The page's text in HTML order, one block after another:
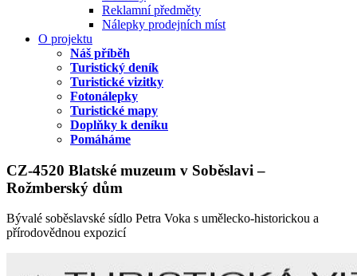
Reklamní předměty
Nálepky prodejních míst
O projektu
Náš příběh
Turistický deník
Turistické vizitky
Fotonálepky
Turistické mapy
Doplňky k deníku
Pomáháme
CZ-4520 Blatské muzeum v Soběslavi –
Rožmberský dům
Bývalé soběslavské sídlo Petra Voka s umělecko-historickou a
přírodovědnou expozicí